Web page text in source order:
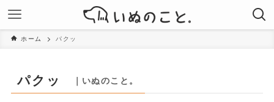
ホーム パクッ
パクッ ｜いぬのこと。